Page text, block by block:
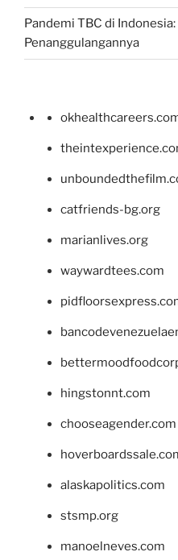
Pandemi TBC di
Penanggulangannya
catfriends-bg.org
marianlives.org
waywardtees.com
hingstonnt.com
chooseagender.com
alaskapolitics.com
stsmp.org
manoelneves.com